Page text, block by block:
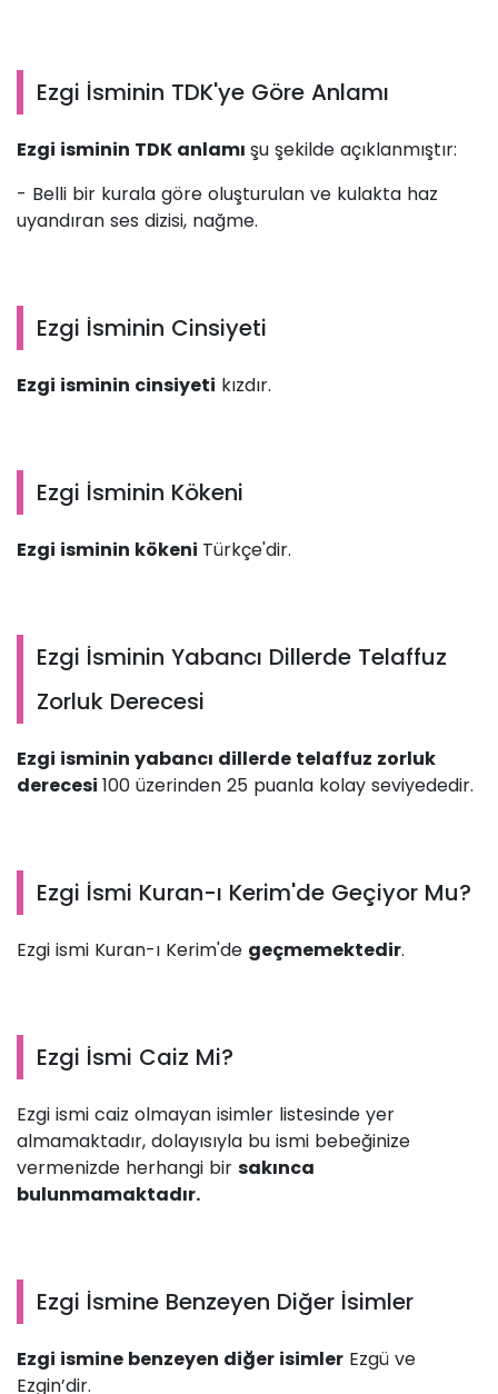
Ezgi İsminin TDK'ye Göre Anlamı
Ezgi isminin TDK anlamı şu şekilde açıklanmıştır:
- Belli bir kurala göre oluşturulan ve kulakta haz
uyandıran ses dizisi, nağme.
Ezgi İsminin Cinsiyeti
Ezgi isminin cinsiyeti kızdır.
Ezgi İsminin Kökeni
Ezgi isminin kökeni Türkçe'dir.
Ezgi İsminin Yabancı Dillerde Telaffuz
Zorluk Derecesi
Ezgi isminin yabancı dillerde telaffuz zorluk
derecesi 100 üzerinden 25 puanla kolay seviyededir.
Ezgi İsmi Kuran-ı Kerim'de Geçiyor Mu?
Ezgi ismi Kuran-ı Kerim'de geçmemektedir.
Ezgi İsmi Caiz Mi?
Ezgi ismi caiz olmayan isimler listesinde yer
almamaktadır, dolayısıyla bu ismi bebeğinize
vermenizde herhangi bir sakınca
bulunmamaktadır.
Ezgi İsmine Benzeyen Diğer İsimler
Ezgi ismine benzeyen diğer isimler Ezgü ve
Ezgin’dir.